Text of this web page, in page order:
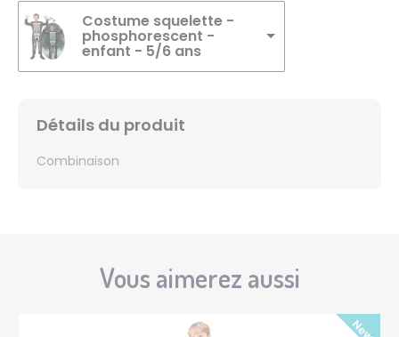
Costume squelette -
phosphorescent -
enfant - 5/6 ans
Détails du produit
Combinaison
Vous aimerez aussi